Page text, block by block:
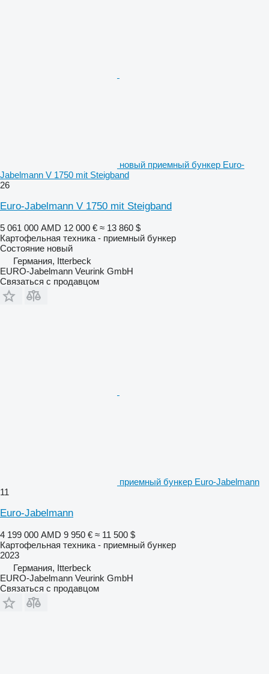
новый приемный бункер Euro-
Jabelmann V 1750 mit Steigband
26
Euro-Jabelmann V 1750 mit Steigband
5 061 000 AMD 12 000 € ≈ 13 860 $
Картофельная техника - приемный бункер
Состояние новый
Германия, Itterbeck
EURO-Jabelmann Veurink GmbH
Связаться с продавцом
приемный бункер Euro-Jabelmann
11
Euro-Jabelmann
4 199 000 AMD 9 950 € ≈ 11 500 $
Картофельная техника - приемный бункер
2023
Германия, Itterbeck
EURO-Jabelmann Veurink GmbH
Связаться с продавцом